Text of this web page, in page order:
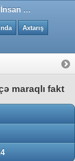
Yazar.in | Vəfa Teymurova | İnsan psixologiyasına aid bir neçə maraqlı fakt
Axtarış
maraqlı fakt